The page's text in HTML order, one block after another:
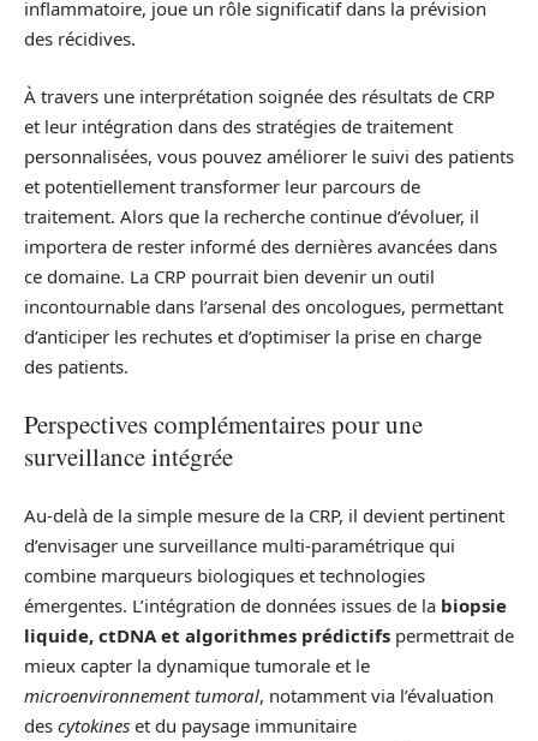
inflammatoire, joue un rôle significatif dans la prévision
des récidives.
À travers une interprétation soignée des résultats de CRP
et leur intégration dans des stratégies de traitement
personnalisées, vous pouvez améliorer le suivi des patients
et potentiellement transformer leur parcours de
traitement. Alors que la recherche continue d’évoluer, il
importera de rester informé des dernières avancées dans
ce domaine. La CRP pourrait bien devenir un outil
incontournable dans l’arsenal des oncologues, permettant
d’anticiper les rechutes et d’optimiser la prise en charge
des patients.
Perspectives complémentaires pour une
surveillance intégrée
Au-delà de la simple mesure de la CRP, il devient pertinent
d’envisager une surveillance multi-paramétrique qui
combine marqueurs biologiques et technologies
émergentes. L’intégration de données issues de la biopsie
liquide, ctDNA et algorithmes prédictifs permettrait de
mieux capter la dynamique tumorale et le
microenvironnement tumoral, notamment via l’évaluation
des cytokines et du paysage immunitaire